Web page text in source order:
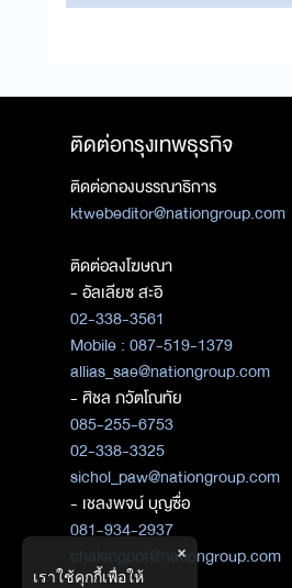
ติดต่อกรุงเทพธุรกิจ
ติดต่อกองบรรณาธิการ
ktwebeditor@nationgroup.com
ติดต่อลงโฆษณา
- อัลเลียซ สะอิ
02-338-3561
Mobile : 087-519-1379
allias_sae@nationgroup.com
- ศิชล ภวัตโณทัย
085-255-6753
02-338-3325
sichol_paw@nationgroup.com
- เชลงพจน์ บุญซื่อ
081-934-2937
chalengpot@nationgroup.com
×
เราใช้คุกกี้เพื่อให้